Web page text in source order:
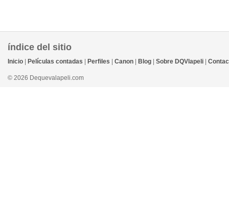
índice del sitio
Inicio Películas contadas Perfiles Canon Blog Sobre DQVlapeli
© 2026 Dequevalapeli.com